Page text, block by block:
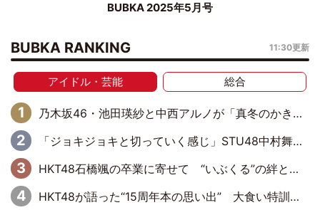
BUBKA 2025年5月号
BUBKA RANKING 11:30更新
アイドル・芸能 総合
乃木坂46・池田瑛紗と中西アルノが「真冬のかき氷」騒動で火花散らす！ 因縁の裏にあるのは、逆境をともに“凌”ぐ似た者同士の絆
「ジョキジョキと切っていく感じ」STU48中村舞、新しい挑戦は自らの手で
HKT48石橋颯の卒業に寄せて “いぶくる”の絆と後輩・龍頭綺音の決意
HKT48が語った“15周年本の思い出” 大食い特訓・守護霊企画・制服グラビア…盛りだくさんの裏話